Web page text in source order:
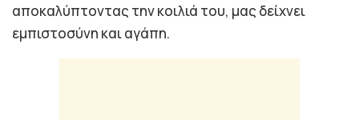
αποκαλύπτοντας την κοιλιά του, μας δείχνει
εμπιστοσύνη και αγάπη.